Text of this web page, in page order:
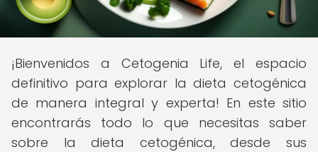
¡Bienvenidos a Cetogenia Life, el espacio
definitivo para explorar la dieta cetogénica
de manera integral y experta! En este sitio
encontrarás todo lo que necesitas saber
sobre la dieta cetogénica, desde sus